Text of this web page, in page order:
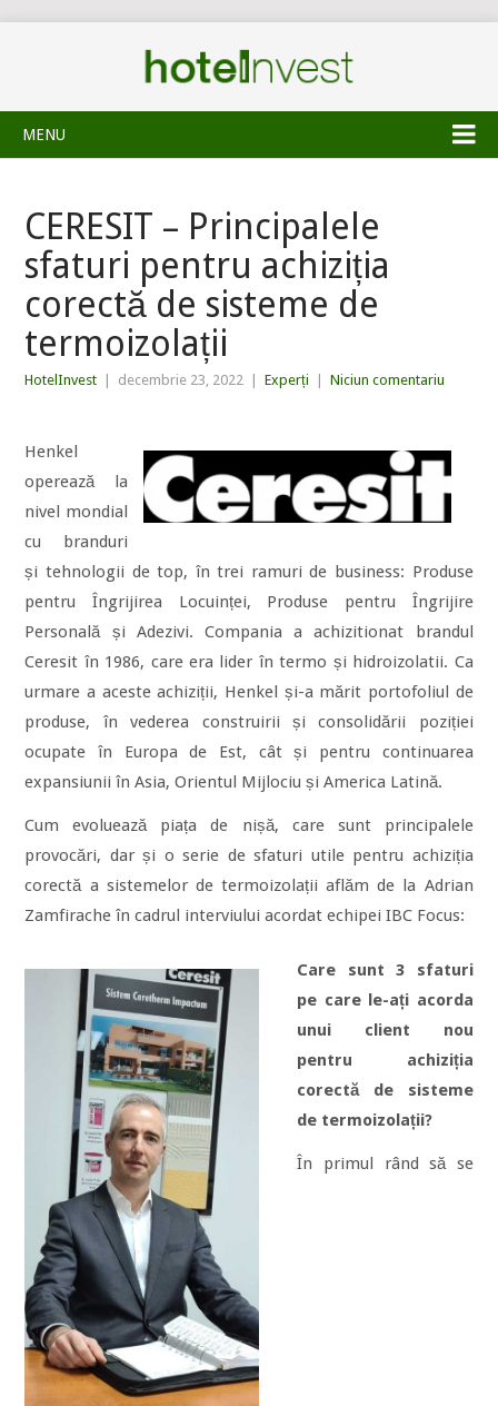
MENU
CERESIT – Principalele
sfaturi pentru achiziția
corectă de sisteme de
termoizolații
HotelInvest decembrie 23, 2022 Experți Niciun comentariu
Henkel
operează la
nivel mondial
cu branduri
și tehnologii de top, în trei ramuri de business: Produse
pentru Îngrijirea Locuinței, Produse pentru Îngrijire
Personală și Adezivi. Compania a achizitionat brandul
Ceresit în 1986, care era lider în termo și hidroizolatii. Ca
urmare a aceste achiziții, Henkel și-a mărit portofoliul de
produse, în vederea construirii și consolidării poziției
ocupate în Europa de Est, cât și pentru continuarea
expansiunii în Asia, Orientul Mijlociu și America Latină.
Cum evoluează piața de nișă, care sunt principalele
provocări, dar și o serie de sfaturi utile pentru achiziția
corectă a sistemelor de termoizolații aflăm de la Adrian
Zamfirache în cadrul interviului acordat echipei IBC Focus:
Care sunt 3 sfaturi
pe care le-ați acorda
unui client nou
pentru achiziția
corectă de sisteme
de termoizolații?
În primul rând să se